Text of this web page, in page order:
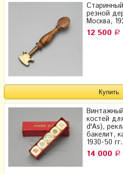
резной
Москва,
12 500 Р
костей
d'As),
бакелит,
1930-50 гг.
14 000 Р